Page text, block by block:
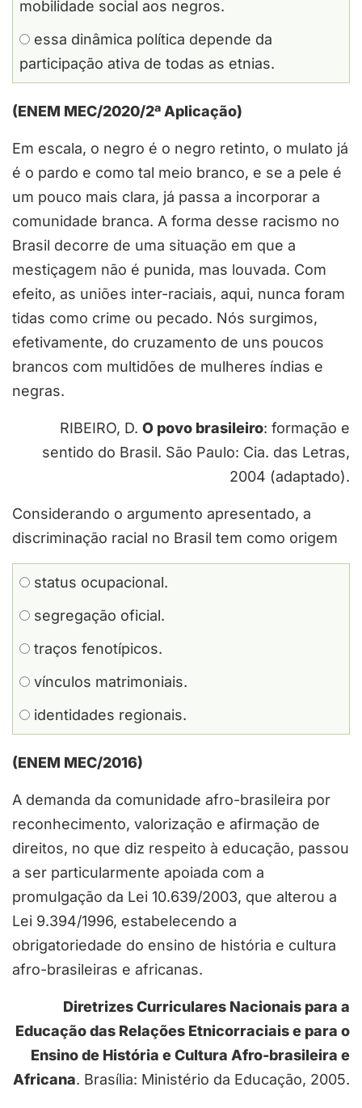
mobilidade social aos negros.
essa dinâmica política depende da
participação ativa de todas as etnias.
(ENEM MEC/2020/2ª Aplicação)
Em escala, o negro é o negro retinto, o mulato já
é o pardo e como tal meio branco, e se a pele é
um pouco mais clara, já passa a incorporar a
comunidade branca. A forma desse racismo no
Brasil decorre de uma situação em que a
mestiçagem não é punida, mas louvada. Com
efeito, as uniões inter-raciais, aqui, nunca foram
tidas como crime ou pecado. Nós surgimos,
efetivamente, do cruzamento de uns poucos
brancos com multidões de mulheres índias e
negras.
RIBEIRO, D. O povo brasileiro: formação e
sentido do Brasil. São Paulo: Cia. das Letras,
2004 (adaptado).
Considerando o argumento apresentado, a
discriminação racial no Brasil tem como origem
status ocupacional.
segregação oficial.
traços fenotípicos.
vínculos matrimoniais.
identidades regionais.
(ENEM MEC/2016)
A demanda da comunidade afro-brasileira por
reconhecimento, valorização e afirmação de
direitos, no que diz respeito à educação, passou
a ser particularmente apoiada com a
promulgação da Lei 10.639/2003, que alterou a
Lei 9.394/1996, estabelecendo a
obrigatoriedade do ensino de história e cultura
afro-brasileiras e africanas.
Diretrizes Curriculares Nacionais para a
Educação das Relações Etnicorraciais e para o
Ensino de História e Cultura Afro-brasileira e
Africana. Brasília: Ministério da Educação, 2005.